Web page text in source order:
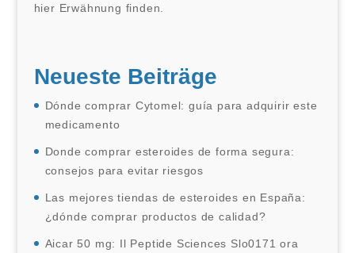
hier Erwähnung finden.
Neueste Beiträge
Dónde comprar Cytomel: guía para adquirir este
medicamento
Donde comprar esteroides de forma segura:
consejos para evitar riesgos
Las mejores tiendas de esteroides en España:
¿dónde comprar productos de calidad?
Aicar 50 mg: Il Peptide Sciences Slo0171 ora